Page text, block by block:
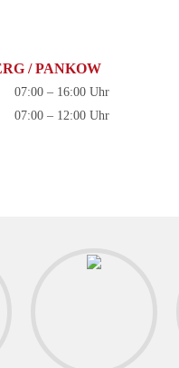
/ PANKOW
07:00 – 16:00 Uhr
07:00 – 12:00 Uhr